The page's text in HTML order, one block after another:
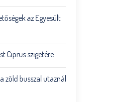
az Egyesült
Ciprus szigetére
zöld busszal utaznál